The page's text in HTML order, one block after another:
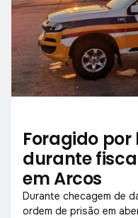
Foragido
durante
em Arcos
Durante checagem de
ordem de prisão em